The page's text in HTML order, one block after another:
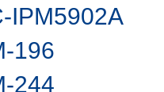
IPM5902А
196
244